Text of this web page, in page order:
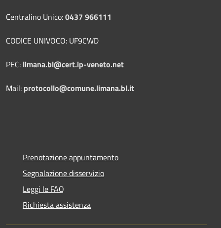
Centralino Unico:0437 966111
CODICE UNIVOCO: UF9CWD
PEC: limana.bl@cert.ip-veneto.net
Mail: protocollo@comune.limana.bl.it
Prenotazione appuntamento
Segnalazione disservizio
Leggi le FAQ
Richiesta assistenza